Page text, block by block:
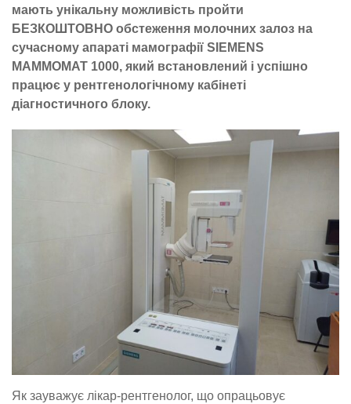
мають унікальну можливість пройти
БЕЗКОШТОВНО обстеження молочних залоз на
сучасному апараті мамографії SIEMENS
MAMMOMAT 1000, який встановлений і успішно
працює у рентгенологічному кабінеті
діагностичного блоку.
Як зауважує лікар-рентгенолог, що опрацьовує